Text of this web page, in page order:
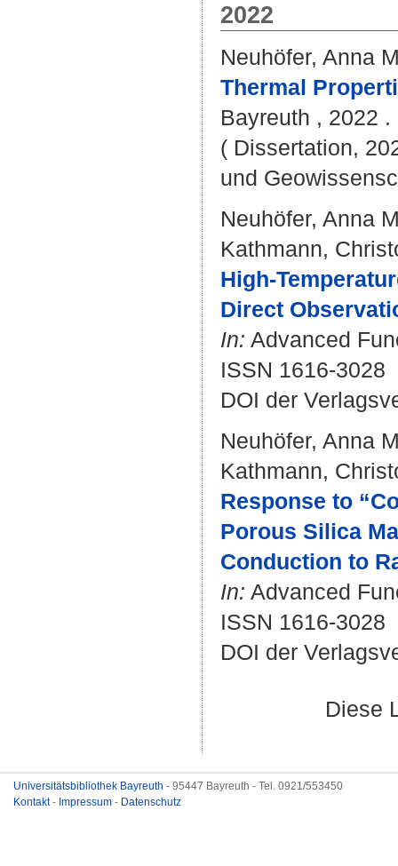
2022
Neuhöfer, Anna
Thermal
Bayreuth , 2022
( Dissertation,
und
Neuhöfer, Anna
Kathmann,
High-
Direct
In: Advanced
ISSN 1616-3028
DOI der
Neuhöfer, Anna
Kathmann,
Response to
Porous Silica
Conduction to
In: Advanced
ISSN 1616-3028
DOI der
Diese
Universitätsbibliothek Bayreuth - 95447 Bayreuth - Tel. 0921/553450
Kontakt- Impressum - Datenschutz